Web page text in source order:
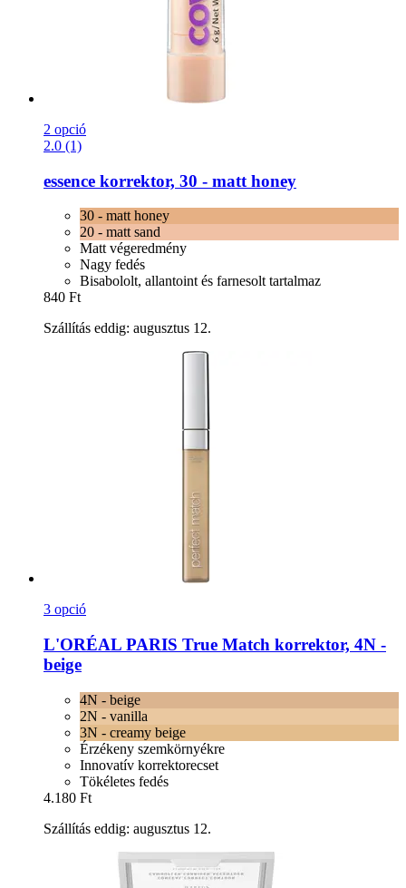
2 opció
2.0 (1)
essence korrektor, 30 -​ matt honey
30 - matt honey
20 - matt sand
Matt végeredmény
Nagy fedés
Bisabololt, allantoint és farnesolt tartalmaz
840 Ft
Szállítás eddig: augusztus 12.
3 opció
L'ORÉAL PARIS True Match korrektor, 4N -​
beige
4N - beige
2N - vanilla
3N - creamy beige
Érzékeny szemkörnyékre
Innovatív korrektorecset
Tökéletes fedés
4.180 Ft
Szállítás eddig: augusztus 12.